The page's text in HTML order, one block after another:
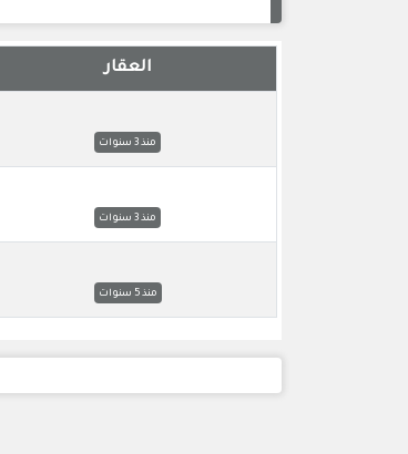
العقار
منذ 3 سنوات
منذ 3 سنوات
منذ 5 سنوات